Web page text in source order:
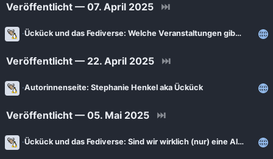
Veröffentlicht — 07. April 2025 ⏭
Ückück und das Fediverse: Welche Veranstaltungen gibt es?
Veröffentlicht — 22. April 2025 ⏭
Autorinnenseite: Stephanie Henkel aka Ückück
Veröffentlicht — 05. Mai 2025 ⏭
Ückück und das Fediverse: Sind wir wirklich (nur) eine Alternative?